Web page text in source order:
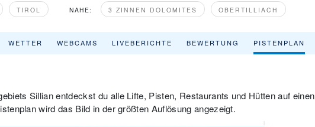
TIROL NAHE: 3 ZINNEN DOLOMITES OBERTILLIACH
WETTER WEBCAMS LIVEBERICHTE BEWERTUNG PISTENPLAN
Sillian entdeckst du alle Lifte, Pisten, Restaurants und Hütten auf einen
wird das Bild in der größten Auflösung angezeigt.